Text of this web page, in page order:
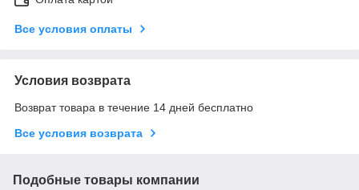
Все условия оплаты
Условия возврата
Возврат товара в течение 14 дней бесплатно
Все условия возврата
Подобные товары компании